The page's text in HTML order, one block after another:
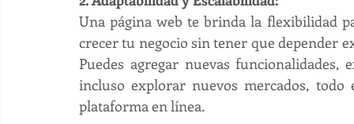
Una página web te brinda la flexibilidad
crecer tu negocio sin tener que depender
Puedes agregar nuevas
incluso explorar nuevos mercados,
plataforma en línea.